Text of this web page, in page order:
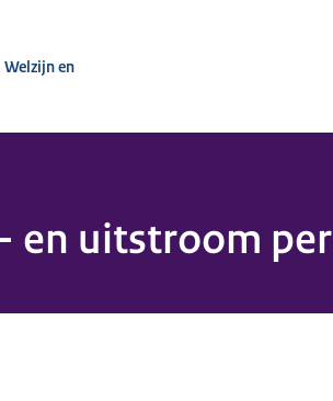
en
en uitstroom per